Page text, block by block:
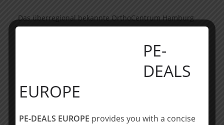
Das überregional bekannte OrthoCentrum Hamburg
betreibt drei Praxisstandorte in Hamburg-
Harvestehude und Norderstedt (Schleswig-Holstein).
Das orthopädische Behandlungsspektrum umfasst
sowohl konservative als auch operative Maßnahmen,
wobei letztere insbesondere arthroskopische und
minimalinvasive Eingriffe an den Extremitäten, die
sowie das gesamte Spektrum der Fuß- und der
PE-
DEALS
EUROPE
PE-DEALS EUROPE provides you with a concise